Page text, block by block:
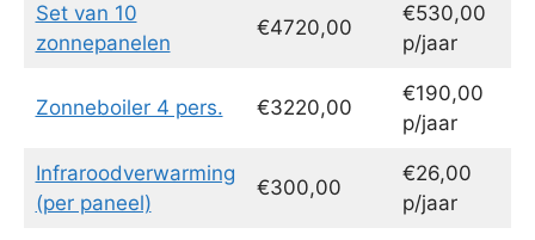
Set van 10
zonnepanelen
€4720,00
€530,00
p/jaar
Zonneboiler 4 pers. €3220,00
€190,00
p/jaar
Infraroodverwarming
(per paneel)
€300,00
€26,00
p/jaar